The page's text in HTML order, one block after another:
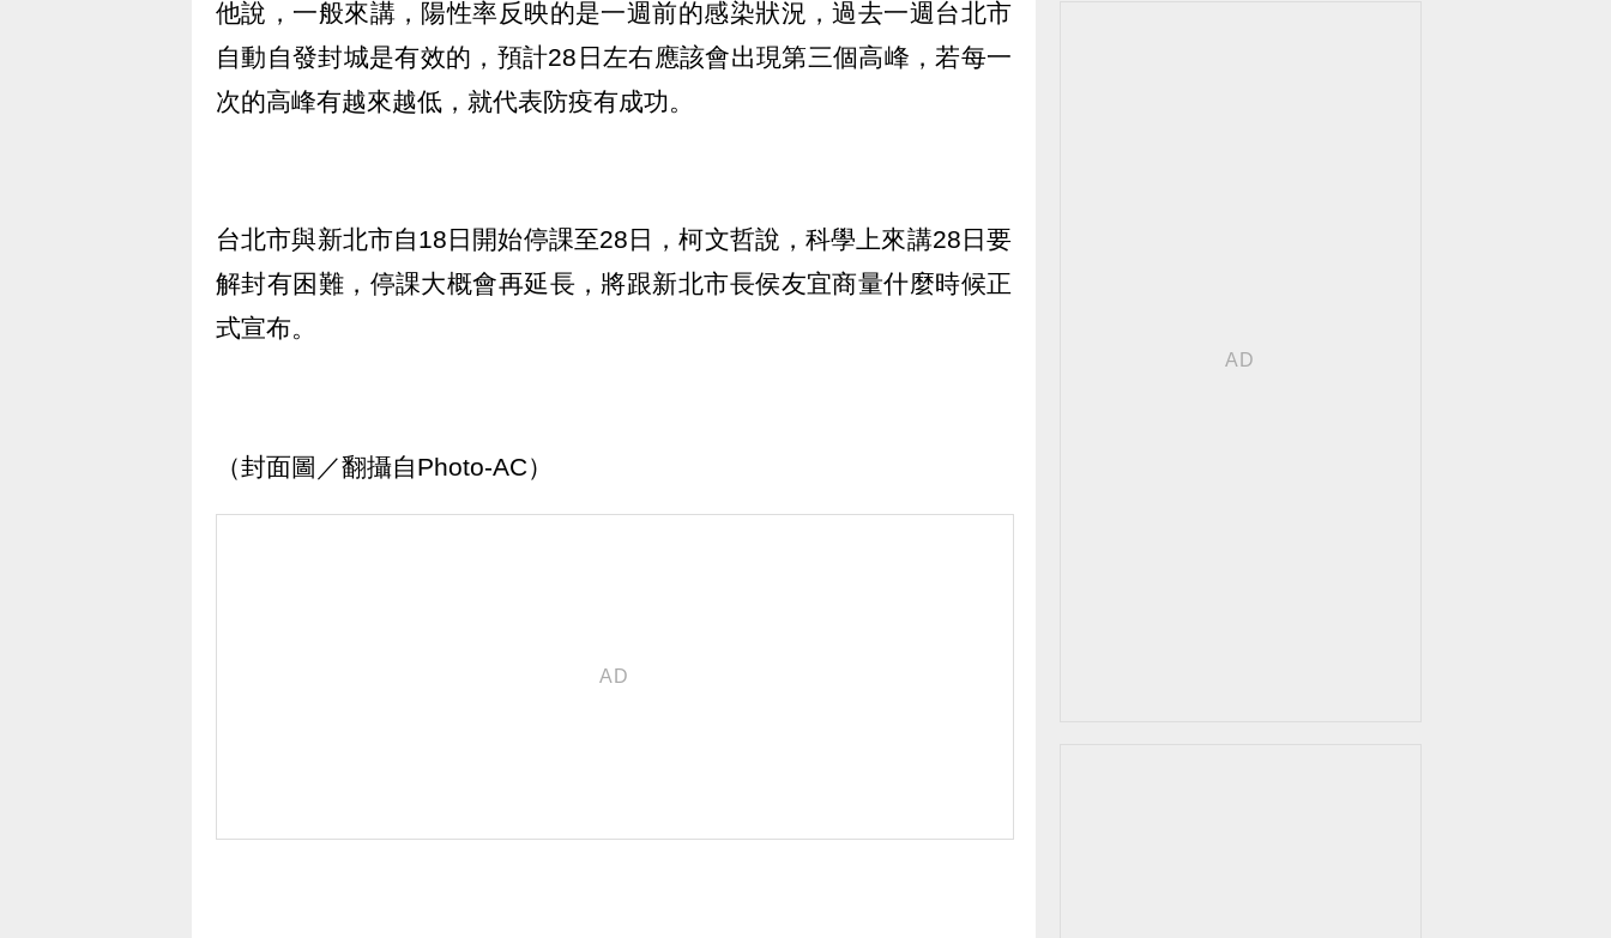
他說，一般來講，陽性率反映的是一週前的感染狀況，過去一週台北市
自動自發封城是有效的，預計28日左右應該會出現第三個高峰，若每一
次的高峰有越來越低，就代表防疫有成功。
台北市與新北市自18日開始停課至28日，柯文哲說，科學上來講28日要
解封有困難，停課大概會再延長，將跟新北市長侯友宜商量什麼時候正
式宣布。
（封面圖／翻攝自Photo-AC）